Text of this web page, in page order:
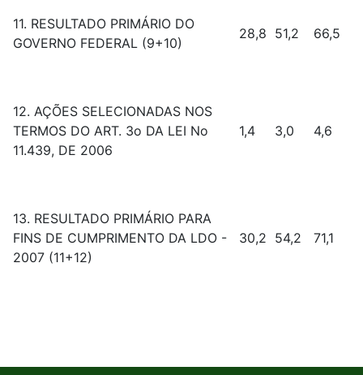
11. RESULTADO PRIMÁRIO DO
GOVERNO FEDERAL (9+10)
28,8 51,2 66,5
12. AÇÕES SELECIONADAS NOS
TERMOS DO ART. 3o DA LEI No
11.439, DE 2006
1,4 3,0 4,6
13. RESULTADO PRIMÁRIO PARA
FINS DE CUMPRIMENTO DA LDO -
2007 (11+12)
30,2 54,2 71,1